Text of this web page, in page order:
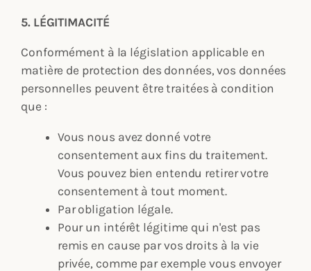
5. LÉGITIMACITÉ
Conformément à la législation applicable en
matière de protection des données, vos données
personnelles peuvent être traitées à condition
que :
Vous nous avez donné votre
consentement aux fins du traitement.
Vous pouvez bien entendu retirer votre
consentement à tout moment.
Par obligation légale.
Pour un intérêt légitime qui n'est pas
remis en cause par vos droits à la vie
privée, comme par exemple vous envoyer